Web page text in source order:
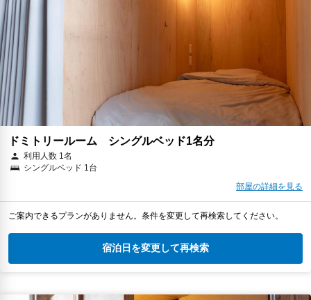
ドミトリールーム シングルベッド1名分
利用人数 1名
シングルベッド 1台
部屋の詳細を見る
ご案内できるプランがありません。条件を変更して再検索してください。
宿泊日を変更して再検索